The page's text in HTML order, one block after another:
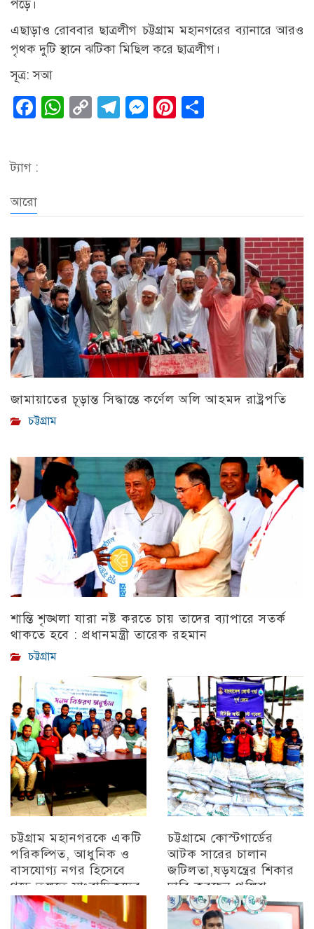
পড়ে।
এছাড়াও রোববার ছাত্রলীগ চট্টগ্রাম মহানগরের ব্যানারে আরও
পৃথক দুটি স্থানে ঝটিকা মিছিল করে ছাত্রলীগ।
সূত্র: সআ
Facebook
WhatsApp
CopyTelegram
Messenger
Pinterest
ট্যাগ :
আরো
জামায়াতের চূড়ান্ত সিদ্ধান্তে কর্ণেল অলি আহমদ রাষ্ট্রপতি
চট্টগ্রাম
শান্তি শৃঙ্খলা যারা নষ্ট করতে চায় তাদের ব্যাপারে সতর্ক
থাকতে হবে : প্রধানমন্ত্রী তারেক রহমান
চট্টগ্রাম
চট্টগ্রাম মহানগরকে একটি
পরিকল্পিত, আধুনিক ও
বাসযোগ্য নগর হিসেবে
গড়ে তুলতে সাংবাদিকদের
ইতিবাচক ভূমিকা গুরুত্বপূর্ণ
: সিডিএ চেয়ারম্যান
চট্টগ্রামে কোস্টগার্ডের
আটক সারের চালান
জটিলতা,ষড়যন্ত্রের শিকার
দাবি করছেন পুলিশ
অন্যান্য